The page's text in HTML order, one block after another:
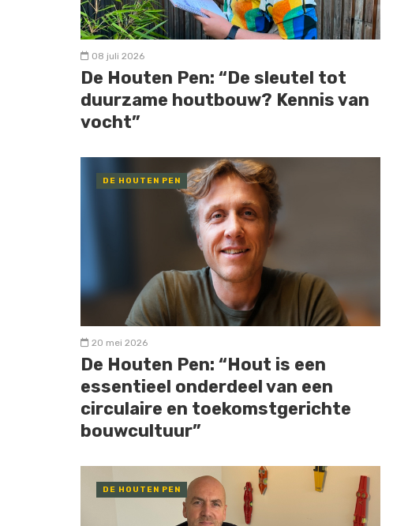
08 juli 2026
De Houten Pen: “De sleutel tot
duurzame houtbouw? Kennis van
vocht”
DE HOUTEN PEN
20 mei 2026
De Houten Pen: “Hout is een
essentieel onderdeel van een
circulaire en toekomstgerichte
bouwcultuur”
DE HOUTEN PEN